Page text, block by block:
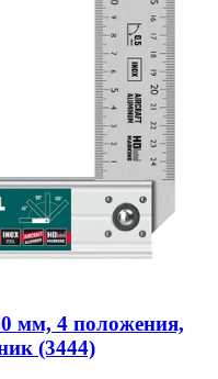
мм, 4 положения,
(3444)